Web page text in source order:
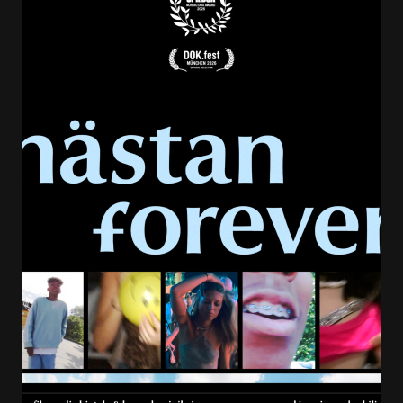
Son of the Mullah - teaser 2 biopremiär
Son of the Mullah - teaser 3 biopremiär
Son of the Mullah - instagram REC
Filmnummer
10064